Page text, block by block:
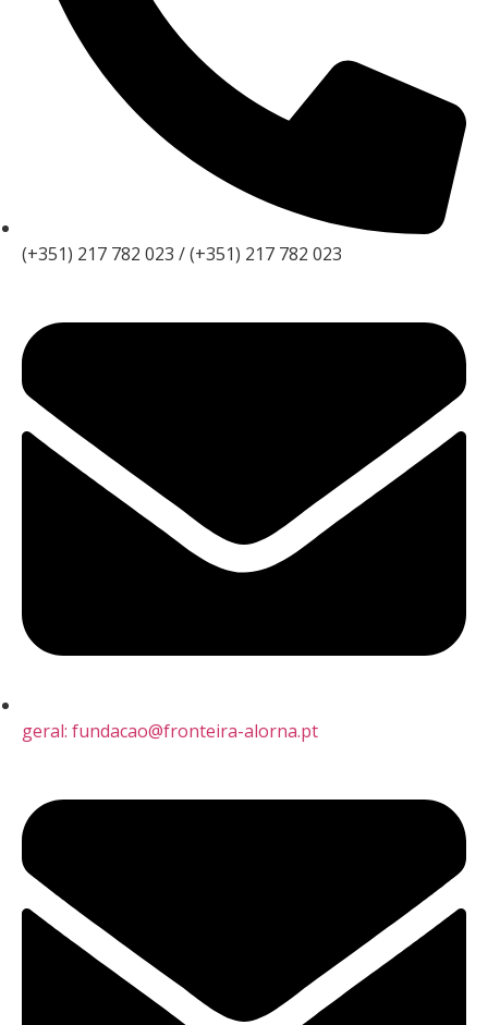
(+351) 217 782 023 / (+351) 217 782 023
geral: fundacao@fronteira-alorna.pt